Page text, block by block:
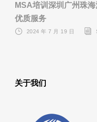
MSA培训深圳广州珠
优质服务
2024 年 7 月 19 日
关于我们